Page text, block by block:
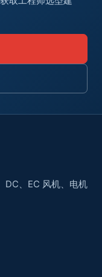
DC、EC 风机、电机